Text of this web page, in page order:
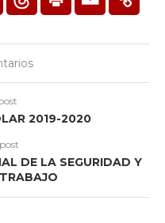
2019-2020
DE LA SEGURIDAD Y